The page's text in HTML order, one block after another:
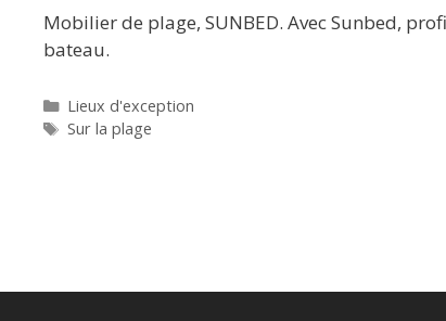
Mobilier de plage, SUNBED. Avec Sunbed,
bateau.
Catégories
Lieux d'exception
Étiquettes
Sur la plage